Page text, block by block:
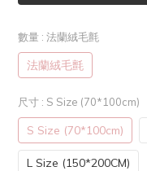
數量 : 法蘭絨毛氈
法蘭絨毛氈
尺寸 : S Size (70*100cm)
S Size (70*100cm)
L Size (150*200CM)